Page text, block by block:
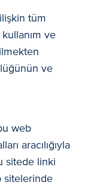
tüm
ve
ve
web
aracılığıyla
sitede linki
sitelerinde